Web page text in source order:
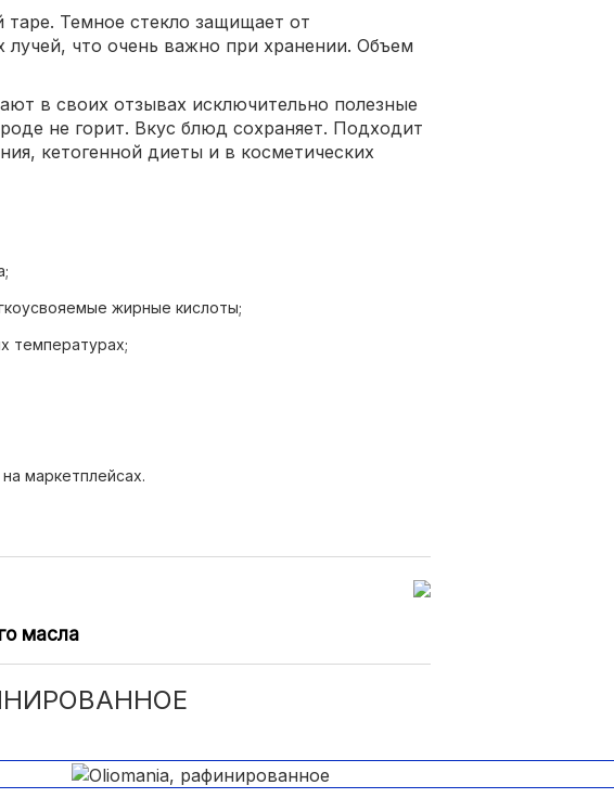
таре. Темное стекло защищает от
лучей, что очень важно при хранении. Объем
в своих отзывах исключительно полезные
не горит. Вкус блюд сохраняет. Подходит
кетогенной диеты и в косметических
жирные кислоты;
температурах;
маркетплейсах.
масла